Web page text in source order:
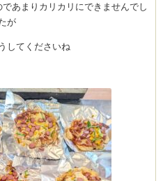
あまりカリカリにできませんでし
が
してくださいね